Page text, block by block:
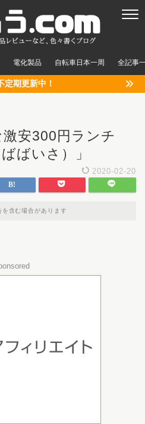
電化製品 自転車日本一周 全記事
定期更新中！
安300円ランチ
ばいさ）」
2020-02-20
を含む場合があります